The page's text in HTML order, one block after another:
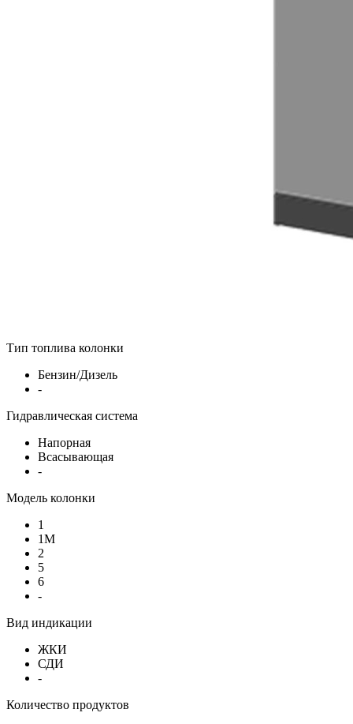
Тип топлива колонки
Бензин/Дизель
-
Гидравлическая система
Напорная
Всасывающая
-
Модель колонки
1
1М
2
5
6
-
Вид индикации
ЖКИ
СДИ
-
Количество продуктов